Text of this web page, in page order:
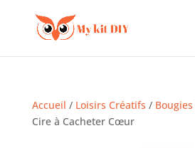
Accueil / Loisirs Créatifs / Bougies
Cire à Cacheter Cœur